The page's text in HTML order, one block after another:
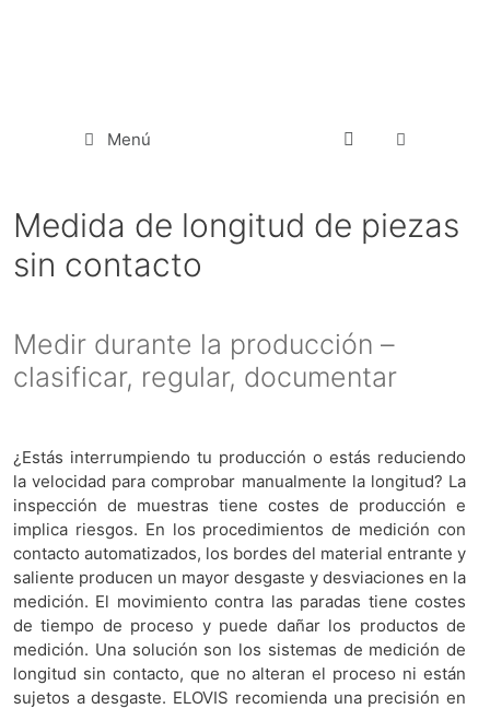
Menú
Medida de longitud de piezas
sin contacto
Medir durante la producción –
clasificar, regular, documentar
¿Estás interrumpiendo tu producción o estás reduciendo
la velocidad para comprobar manualmente la longitud? La
inspección de muestras tiene costes de producción e
implica riesgos. En los procedimientos de medición con
contacto automatizados, los bordes del material entrante y
saliente producen un mayor desgaste y desviaciones en la
medición. El movimiento contra las paradas tiene costes
de tiempo de proceso y puede dañar los productos de
medición. Una solución son los sistemas de medición de
longitud sin contacto, que no alteran el proceso ni están
sujetos a desgaste. ELOVIS recomienda una precisión en